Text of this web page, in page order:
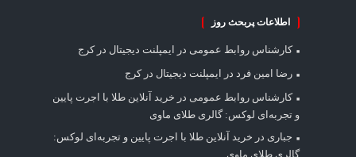
اطلاعات پربحث روز
کارشناس روابط عمومی در
ایمپلنت دیجیتال در کرج
رضا امین فرد در
ایمپلنت دیجیتال در کرج
کارشناس روابط عمومی در خرید آنلاین طلا با اجرت پایین
و تجربه‌ای لوکس: گالری طلای ماوی
جباری در خرید آنلاین طلا با اجرت پایین و تجربه‌ای لوکس:
گالری طلای ماوی